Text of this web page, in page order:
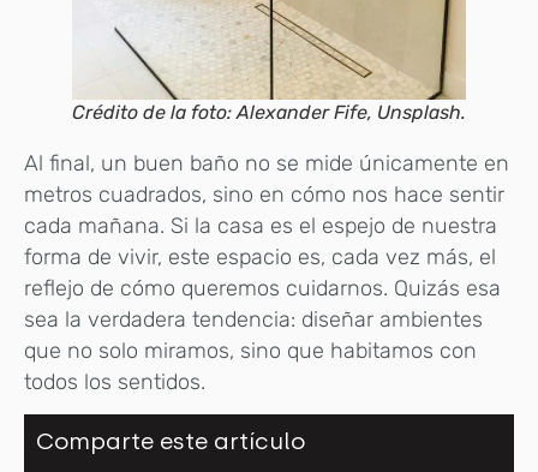
Crédito de la foto: Alexander Fife, Unsplash.
Al final, un buen baño no se mide únicamente en
metros cuadrados, sino en cómo nos hace sentir
cada mañana. Si la casa es el espejo de nuestra
forma de vivir, este espacio es, cada vez más, el
reflejo de cómo queremos cuidarnos. Quizás esa
sea la verdadera tendencia: diseñar ambientes
que no solo miramos, sino que habitamos con
todos los sentidos.
Comparte este artículo